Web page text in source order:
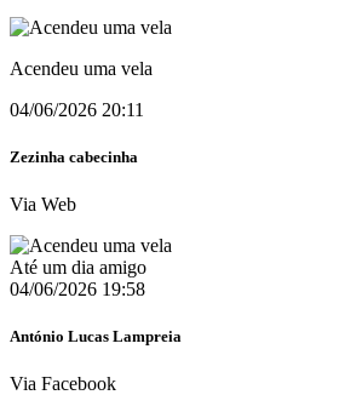
Acendeu uma vela
04/06/2026 20:11
Zezinha cabecinha
Via Web
Até um dia amigo
04/06/2026 19:58
António Lucas Lampreia
Via Facebook